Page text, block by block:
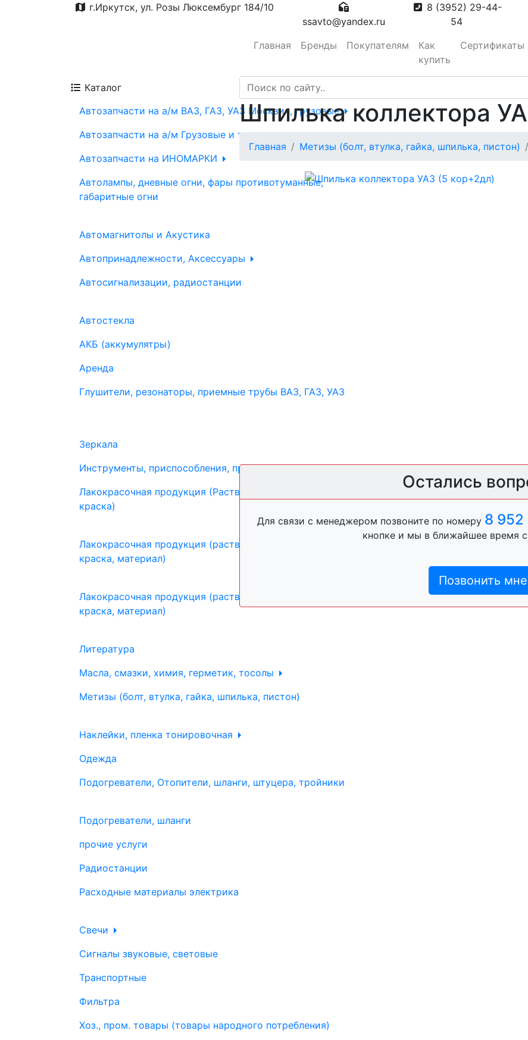
г.Иркутск, ул. Розы Люксембург 184/10
ssavto@yandex.ru
8 (3952) 29-44-
54
Главная Бренды Покупателям
Как
купить
Сертификаты
Каталог
Автозапчасти на а/м ВАЗ, ГАЗ, УАЗ Москвич, грузовые
Автозапчасти на а/м Грузовые и трактора
Автозапчасти на ИНОМАРКИ
Автолампы, дневные огни, фары противотуманные,
габаритные огни
Автомагнитолы и Акустика
Автопринадлежности, Аксессуары
Автосигнализации, радиостанции
Автостекла
АКБ (аккумулятры)
Аренда
Глушители, резонаторы, приемные трубы ВАЗ, ГАЗ, УАЗ
Зеркала
Инструменты, приспособления, приборы
Лакокрасочная продукция (Растворитель, анигравий,
краска)
Лакокрасочная продукция (растворитель, анигравий,
краска, материал)
Лакокрасочная продукция (растворитель, антигравий,
краска, материал)
Литература
Масла, смазки, химия, герметик, тосолы
Метизы (болт, втулка, гайка, шпилька, пистон)
Наклейки, пленка тонировочная
Одежда
Подогреватели, Отопители, шланги, штуцера, тройники
Подогреватели, шланги
прочие услуги
Радиостанции
Расходные материалы электрика
Свечи
Сигналы звуковые, световые
Транспортные
Фильтра
Хоз., пром. товары (товары народного потребления)
Шпилька коллектора
Главная Метизы (болт, втулка, гайка, шпилька, пистон)
Остались
Для связи с менеджером позвоните по номеру 8 952
кнопке и мы в ближайшее время
Позвонить